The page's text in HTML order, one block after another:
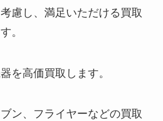
慮し、満足いただける買取
。
を高価買取します。
ン、フライヤーなどの買取